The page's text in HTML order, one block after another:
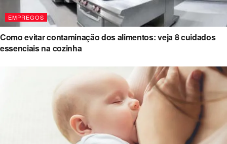
EMPREGOS
Como evitar contaminação dos alimentos: veja 8 cuidados
essenciais na cozinha